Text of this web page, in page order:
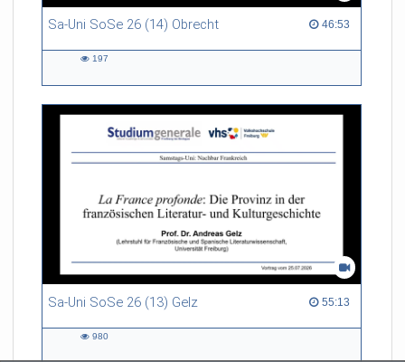
Sa-Uni SoSe 26 (14) Obrecht 46:53
46:53 duration
197
Sa-Uni SoSe 26 (13) Gelz 55:13
55:13 duration
980